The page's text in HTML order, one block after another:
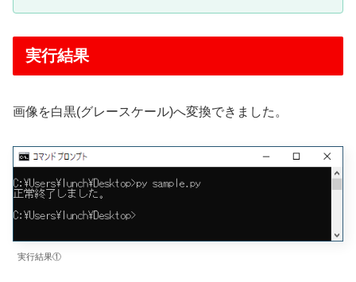
実行結果
画像を白黒(グレースケール)へ変換できました。
実行結果①